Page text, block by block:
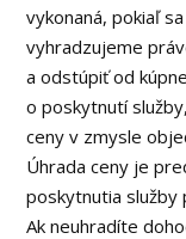
vykonaná, pokiaľ
vyhradzujeme
a odstúpiť od
o poskytnutí
ceny v zmysle
Úhrada ceny je
poskytnutia služby
Ak neuhradíte